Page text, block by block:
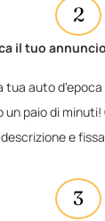
2
il tuo
tua auto
un paio di
descrizione e
3